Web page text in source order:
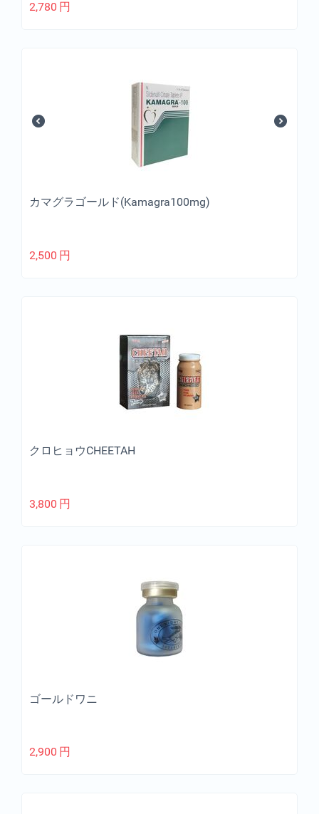
2,780 円
カマグラゴールド(Kamagra100mg)
2,500 円
クロヒョウCHEETAH
3,800 円
ゴールドワニ
2,900 円